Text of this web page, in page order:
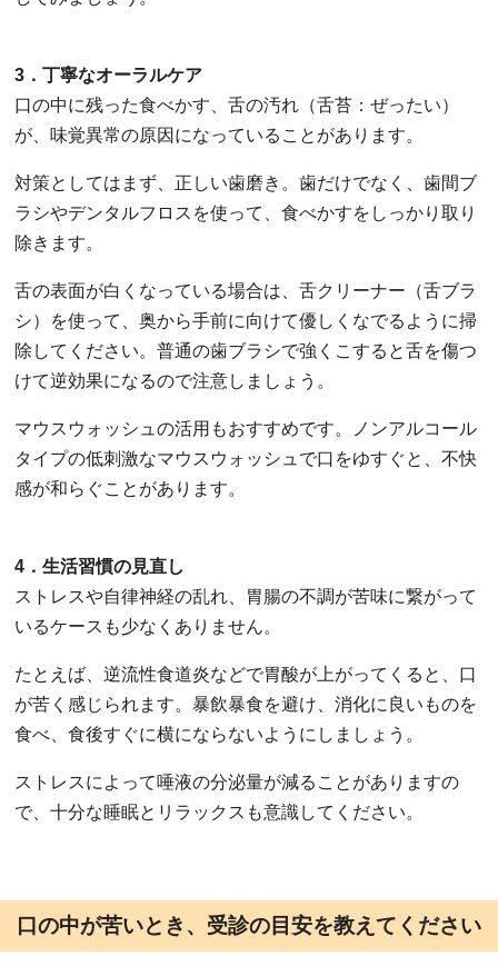
3．丁寧なオーラルケア
口の中に残った食べかす、舌の汚れ（舌苔：ぜったい）
が、味覚異常の原因になっていることがあります。
対策としてはまず、正しい歯磨き。歯だけでなく、歯間ブ
ラシやデンタルフロスを使って、食べかすをしっかり取り
除きます。
舌の表面が白くなっている場合は、舌クリーナー（舌ブラ
シ）を使って、奥から手前に向けて優しくなでるように掃
除してください。普通の歯ブラシで強くこすると舌を傷つ
けて逆効果になるので注意しましょう。
マウスウォッシュの活用もおすすめです。ノンアルコール
タイプの低刺激なマウスウォッシュで口をゆすぐと、不快
感が和らぐことがあります。
4．生活習慣の見直し
ストレスや自律神経の乱れ、胃腸の不調が苦味に繋がって
いるケースも少なくありません。
たとえば、逆流性食道炎などで胃酸が上がってくると、口
が苦く感じられます。暴飲暴食を避け、消化に良いものを
食べ、食後すぐに横にならないようにしましょう。
ストレスによって唾液の分泌量が減ることがありますの
で、十分な睡眠とリラックスも意識してください。
口の中が苦いとき、受診の目安を教えてください